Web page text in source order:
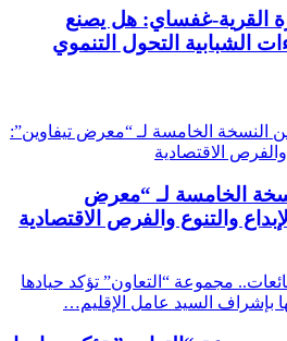
القرية-غفساي: هل يصنع
الشبابية التحول التنموي
الخامسة لـ “معرض
والتنوع والفرص الاقتصادية